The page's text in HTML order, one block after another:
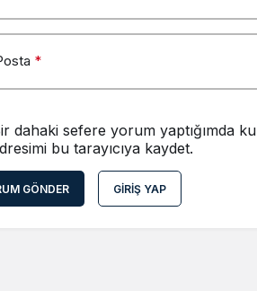
*
dahaki sefere yorum yaptığımda
bu tarayıcıya kaydet.
GÖNDER GIRIŞ YAP